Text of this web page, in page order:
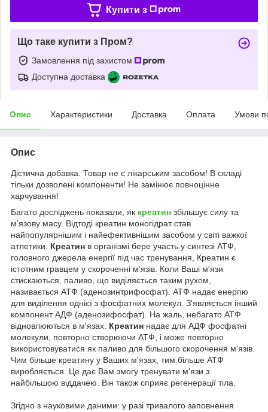
Купити з
Що таке купити з Пром?
Замовлення під захистом
Доступна доставка
Опис Характеристики Доставка Оплата Умови
Опис
Дієтична добавка. Товар не є лікарським засобом! В складі
тільки дозволені компоненти! Не замінює повноцінне
харчування!
Багато досліджень показали, як креатин збільшує силу та
м'язову масу. Відтоді креатин моногідрат став
найпопулярнішим і найефективнішим засобом у світі важкої
атлетики. Креатин в організмі бере участь у синтезі АТФ,
головного джерела енергії під час тренування, Креатин є
істотним гравцем у скороченні м'язів. Коли Ваші м'язи
стискаються, паливо, що виділяється таким рухом,
називається АТФ (аденозинтрифосфат). АТФ надає енергію
для виділення однієї з фосфатних молекул. З'являється інший
компонент АДФ (аденозифосфат). На жаль, небагато АТФ
відновлюються в м'язах. Креатин надає для АДФ фосфатні
молекули, повторно створюючи АТФ, і може повторно
використовуватися як паливо для більшого скорочення м'язів.
Чим більше креатину у Ваших м'язах, тим більше АТФ
виробляється. Це дає Вам змогу тренувати м'язи з
найбільшою віддачею. Він також сприяє регенерації тіла.
Згідно з науковими даними: у разі тривалого заповнення